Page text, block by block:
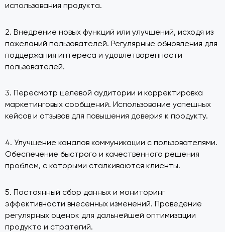
использования продукта.
2. Внедрение новых функций или улучшений, исходя из
пожеланий пользователей. Регулярные обновления для
поддержания интереса и удовлетворенности
пользователей.
3. Пересмотр целевой аудитории и корректировка
маркетинговых сообщений. Использование успешных
кейсов и отзывов для повышения доверия к продукту.
4. Улучшение каналов коммуникации с пользователями.
Обеспечение быстрого и качественного решения
проблем, с которыми сталкиваются клиенты.
5. Постоянный сбор данных и мониторинг
эффективности внесенных изменений. Проведение
регулярных оценок для дальнейшей оптимизации
продукта и стратегий.